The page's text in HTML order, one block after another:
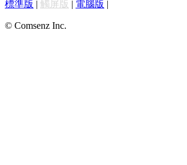
標準版 | 觸屏版 | 電腦版 |
© Comsenz Inc.